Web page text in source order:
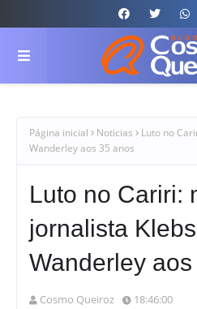
Página inicial Noticias
Luto no
Wanderley aos 35 anos
Luto no Cariri:
jornalista
Wanderley
Cosmo Queiroz 18:46:00